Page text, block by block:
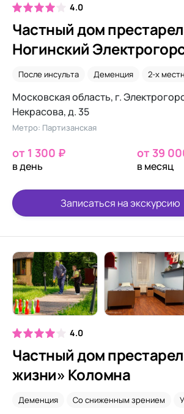
4.0
Частный дом
Ногинский
отделение
После инсульта Деменция 2-х
Московская область, г.
Некрасова, д. 35
Метро: Партизанская
от 1 300 ₽
в день
от 39
в месяц
Записаться на экскурсию
4.0
Частный дом
жизни» Коломна
Деменция Со сниженным зрением